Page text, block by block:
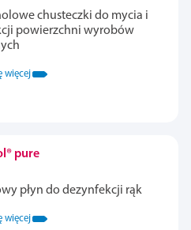
chusteczki do mycia i
powierzchni wyrobów
więcej
pure
płyn do dezynfekcji rąk
więcej